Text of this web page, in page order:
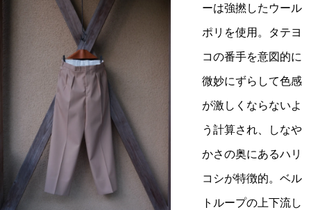
ーは強撚したウール
ポリを使用。タテヨ
コの番手を意図的に
微妙にずらして色感
が激しくならないよ
う計算され、しなや
かさの奥にあるハリ
コシが特徴的。ベル
トループの上下流し